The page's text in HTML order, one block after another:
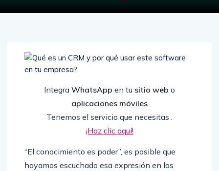
Integra WhatsApp en tu sitio web o
aplicaciones móviles
Tenemos el servicio que necesitas .
¡Haz clic aquí!
“El conocimiento es poder”, es posible que
hayamos escuchado esa expresión en los